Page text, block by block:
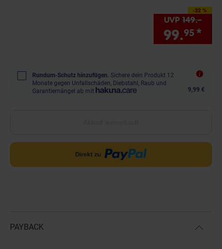
-32 %
Sie Sparen 32
UVP 149.–
99.95 *
Rundum-Schutz hinzufügen. Sichere dein Produkt 12
Monate gegen Unfallschäden, Diebstahl, Raub und
Garantiemängel ab mit
9,99 €
PAYBACK